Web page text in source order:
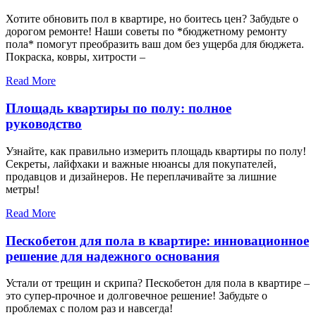
Хотите обновить пол в квартире, но боитесь цен? Забудьте о
дорогом ремонте! Наши советы по *бюджетному ремонту
пола* помогут преобразить ваш дом без ущерба для бюджета.
Покраска, ковры, хитрости –
Read More
Площадь квартиры по полу: полное
руководство
Узнайте, как правильно измерить площадь квартиры по полу!
Секреты, лайфхаки и важные нюансы для покупателей,
продавцов и дизайнеров. Не переплачивайте за лишние
метры!
Read More
Пескобетон для пола в квартире: инновационное
решение для надежного основания
Устали от трещин и скрипа? Пескобетон для пола в квартире –
это супер-прочное и долговечное решение! Забудьте о
проблемах с полом раз и навсегда!